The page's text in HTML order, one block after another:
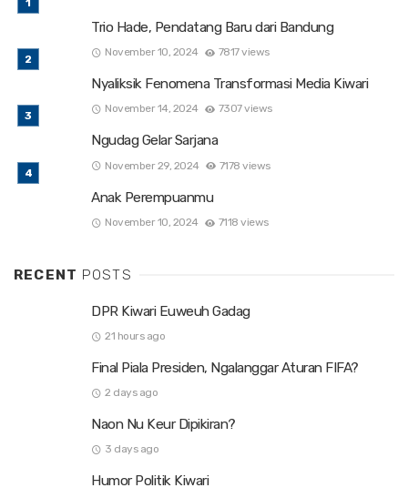
Trio Hade, Pendatang Baru dari Bandung
November 10, 2024 7817 views
Nyaliksik Fenomena Transformasi Media Kiwari
November 14, 2024 7307 views
Ngudag Gelar Sarjana
November 29, 2024 7178 views
Anak Perempuanmu
November 10, 2024 7118 views
RECENT POSTS
DPR Kiwari Euweuh Gadag
21 hours ago
Final Piala Presiden, Ngalanggar Aturan FIFA?
2 days ago
Naon Nu Keur Dipikiran?
3 days ago
Humor Politik Kiwari